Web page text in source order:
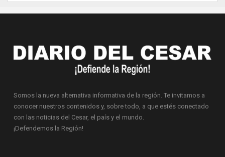
Somos la nueva alternativa informativa de la región. Te invitamos a
conocer nuestros contenidos y, sobre todo, a que estés conectado
con las noticias del Cesar, el país y el mundo.
¡Defendemos la Región!